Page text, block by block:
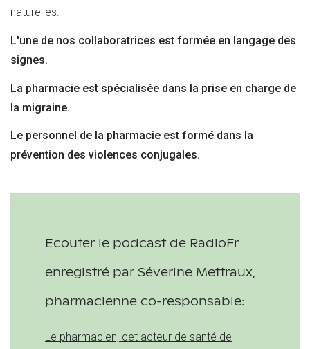
naturelles.
L'une de nos collaboratrices est formée en langage des
signes.
La pharmacie est spécialisée dans la prise en charge de
la migraine.
Le personnel de la pharmacie est formé dans la
prévention des violences conjugales.
Ecouter le podcast de RadioFr
enregistré par Séverine Mettraux,
pharmacienne co-responsable:
Le pharmacien, cet acteur de santé de